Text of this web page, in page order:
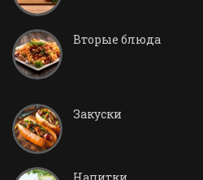
Вторые блюда
Закуски